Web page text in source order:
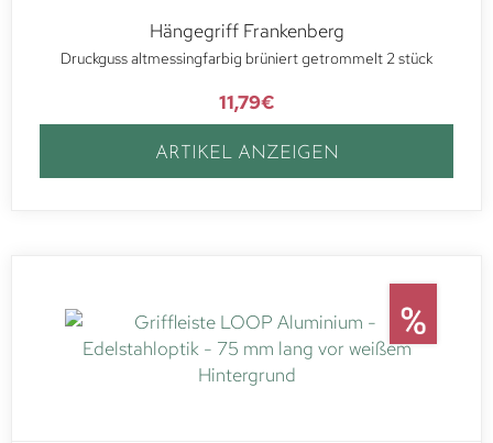
Hängegriff Frankenberg
Druckguss altmessingfarbig brüniert getrommelt 2 stück
11,79€
ARTIKEL ANZEIGEN